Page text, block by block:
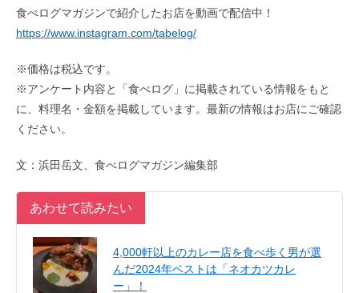
食べログマガジンで紹介したお店を動画で配信中！
https://www.instagram.com/tabelog/
※価格は税込です。
※アンケート内容と「食べログ」に掲載されている情報をもと
に、料理名・金額を掲載しています。最新の情報はお店にご確認
ください。
文：浜田岳文、食べログマガジン編集部
あわせて読みたい
4,000軒以上のカレー店を食べ歩く男が選
んだ2024年ベストは「ネオカツカレ
ー」！